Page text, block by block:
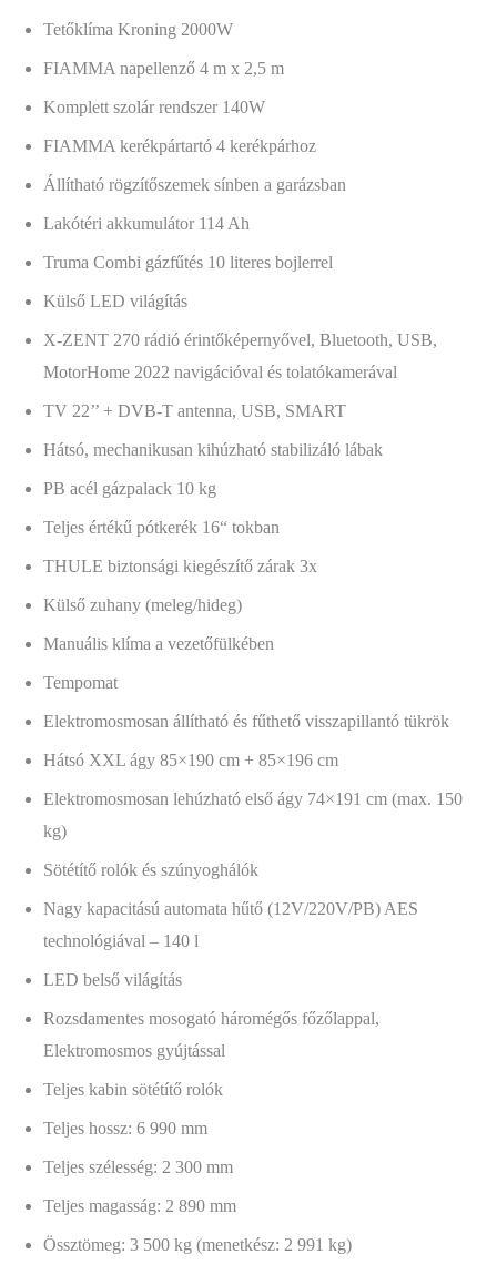
Tetőklíma Kroning 2000W
FIAMMA napellenző 4 m x 2,5 m
Komplett szolár rendszer 140W
FIAMMA kerékpártartó 4 kerékpárhoz
Állítható rögzítőszemek sínben a garázsban
Lakótéri akkumulátor 114 Ah
Truma Combi gázfűtés 10 literes bojlerrel
Külső LED világítás
X-ZENT 270 rádió érintőképernyővel, Bluetooth, USB,
MotorHome 2022 navigációval és tolatókamerával
TV 22’’ + DVB-T antenna, USB, SMART
Hátsó, mechanikusan kihúzható stabilizáló lábak
PB acél gázpalack 10 kg
Teljes értékű pótkerék 16“ tokban
THULE biztonsági kiegészítő zárak 3x
Külső zuhany (meleg/hideg)
Manuális klíma a vezetőfülkében
Tempomat
Elektromosmosan állítható és fűthető visszapillantó tükrök
Hátsó XXL ágy 85×190 cm + 85×196 cm
Elektromosmosan lehúzható első ágy 74×191 cm (max. 150
kg)
Sötétítő rolók és szúnyoghálók
Nagy kapacitású automata hűtő (12V/220V/PB) AES
technológiával – 140 l
LED belső világítás
Rozsdamentes mosogató háromégős főzőlappal,
Elektromosmos gyújtással
Teljes kabin sötétítő rolók
Teljes hossz: 6 990 mm
Teljes szélesség: 2 300 mm
Teljes magasság: 2 890 mm
Össztömeg: 3 500 kg (menetkész: 2 991 kg)